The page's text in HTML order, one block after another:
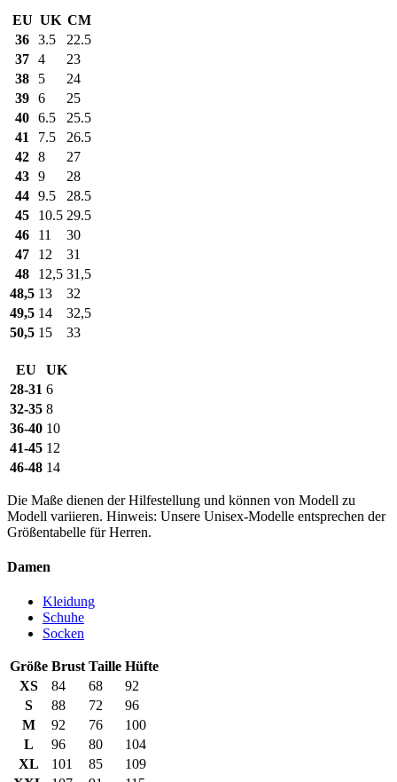
EU UK CM
36 3.5
22.5
37 4
23
38
5
24
39 6
25
40 6.5
25.5
41
7.5
26.5
42 8
27
43 9
28
44 9.5
28.5
45
10.5 29.5
46
11
30
47
12
31
48
12,5 31,5
48,5 13
32
49,5 14
32,5
50,5 15 33
EU
UK
28-31 6
32-35 8
36-40 10
41-45 12
46-48 14
Die Maße dienen der Hilfestellung und können von Modell zu
Modell variieren. Hinweis: Unsere Unisex-Modelle entsprechen der
Größentabelle für Herren.
Damen
Kleidung
Schuhe
Socken
Größe Brust Taille Hüfte
XS
84 68
92
S
88 72
96
M
92 76
100
L
96 80
104
XL
101 85
109